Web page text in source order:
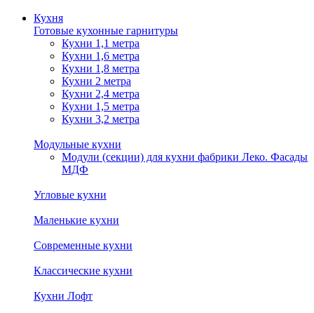
Кухня
Готовые кухонные гарнитуры
Кухни 1,1 метра
Кухни 1,6 метра
Кухни 1,8 метра
Кухни 2 метра
Кухни 2,4 метра
Кухни 1,5 метра
Кухни 3,2 метра
Модульные кухни
Модули (секции) для кухни фабрики Леко. Фасады
МДФ
Угловые кухни
Маленькие кухни
Современные кухни
Классические кухни
Кухни Лофт